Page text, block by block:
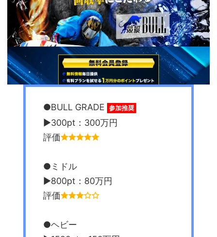
●BULL GRADE 参加推奨
▶︎300pt：300万円
評価
●ミドル
▶︎800pt：80万円
評価
●ヘビー